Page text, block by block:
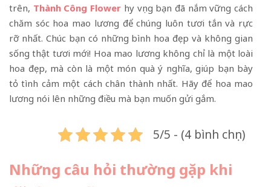
trên, Thành Công Flower hy vọng bạn đã nắm vững cách
chăm sóc hoa mao lương để chúng luôn tươi tắn và rực
rỡ nhất. Chúc bạn có những bình hoa đẹp và không gian
sống thật tươi mới! Hoa mao lương không chỉ là một loài
hoa đẹp, mà còn là một món quà ý nghĩa, giúp bạn bày
tỏ tình cảm một cách chân thành nhất. Hãy để hoa mao
lương nói lên những điều mà bạn muốn gửi gắm.
5/5 - (4 bình chọn)
Những câu hỏi thường gặp khi